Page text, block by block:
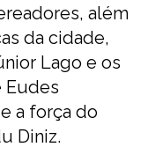
além
da cidade,
Lago e os
Eudes
a força do
Diniz.